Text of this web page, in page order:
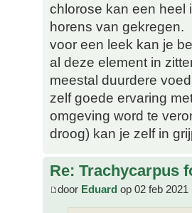
chlorose kan een heel
horens van gekregen.
voor een leek kan je
al deze element in
meestal duurdere
zelf goede ervaring
omgeving word te
droog) kan je zelf in
Re: Trachycarpus
door Eduard op 02 feb 2021